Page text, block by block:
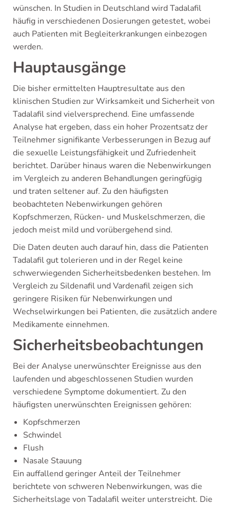
wünschen. In Studien in Deutschland wird Tadalafil
häufig in verschiedenen Dosierungen getestet, wobei
auch Patienten mit Begleiterkrankungen einbezogen
werden.
Hauptausgänge
Die bisher ermittelten Hauptresultate aus den
klinischen Studien zur Wirksamkeit und Sicherheit von
Tadalafil sind vielversprechend. Eine umfassende
Analyse hat ergeben, dass ein hoher Prozentsatz der
Teilnehmer signifikante Verbesserungen in Bezug auf
die sexuelle Leistungsfähigkeit und Zufriedenheit
berichtet. Darüber hinaus waren die Nebenwirkungen
im Vergleich zu anderen Behandlungen geringfügig
und traten seltener auf. Zu den häufigsten
beobachteten Nebenwirkungen gehören
Kopfschmerzen, Rücken- und Muskelschmerzen, die
jedoch meist mild und vorübergehend sind.
Die Daten deuten auch darauf hin, dass die Patienten
Tadalafil gut tolerieren und in der Regel keine
schwerwiegenden Sicherheitsbedenken bestehen. Im
Vergleich zu Sildenafil und Vardenafil zeigen sich
geringere Risiken für Nebenwirkungen und
Wechselwirkungen bei Patienten, die zusätzlich andere
Medikamente einnehmen.
Sicherheitsbeobachtungen
Bei der Analyse unerwünschter Ereignisse aus den
laufenden und abgeschlossenen Studien wurden
verschiedene Symptome dokumentiert. Zu den
häufigsten unerwünschten Ereignissen gehören:
Kopfschmerzen
Schwindel
Flush
Nasale Stauung
Ein auffallend geringer Anteil der Teilnehmer
berichtete von schweren Nebenwirkungen, was die
Sicherheitslage von Tadalafil weiter unterstreicht. Die